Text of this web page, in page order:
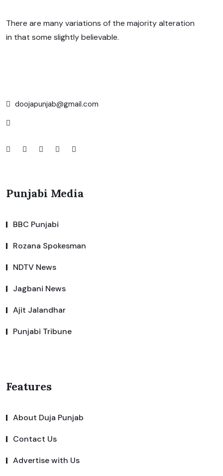
There are many variations of the majority alteration
in that some slightly believable.
doojapunjab@gmail.com
Punjabi Media
BBC Punjabi
Rozana Spokesman
NDTV News
Jagbani News
Ajit Jalandhar
Punjabi Tribune
Features
About Duja Punjab
Contact Us
Advertise with Us